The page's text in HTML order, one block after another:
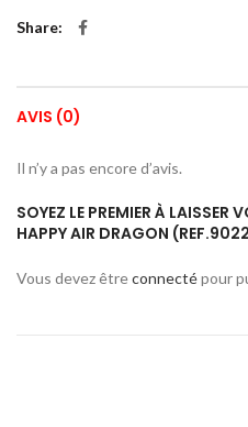
Share
AVIS (0)
Il n’y a pas encore d’avis.
SOYEZ LE PREMIER À LAISSER
HAPPY AIR DRAGON
Vous devez êtreconnectépour